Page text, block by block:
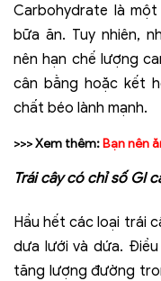
Carbohydrate là
bữa ăn. Tuy nhiên,
nên hạn chế lượng
cân bằng hoặc kết
chất béo lành mạnh.
>>> Xem thêm: Bạn nên
Trái cây có chỉ số GI
Hầu hết các loại trái
dưa lưới và dứa.
tăng lượng đường